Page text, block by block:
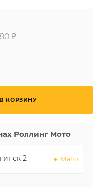
₽
КОРЗИНУ
Роллинг Мото
2 Мало